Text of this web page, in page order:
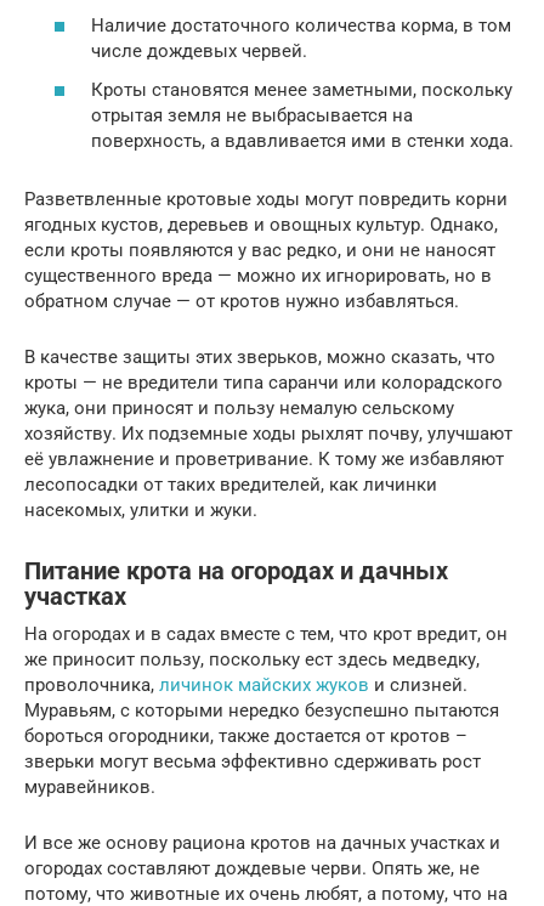
Наличие достаточного количества корма, в том
числе дождевых червей.
Кроты становятся менее заметными, поскольку
отрытая земля не выбрасывается на
поверхность, а вдавливается ими в стенки хода.
Разветвленные кротовые ходы могут повредить корни
ягодных кустов, деревьев и овощных культур. Однако,
если кроты появляются у вас редко, и они не наносят
существенного вреда — можно их игнорировать, но в
обратном случае — от кротов нужно избавляться.
В качестве защиты этих зверьков, можно сказать, что
кроты — не вредители типа саранчи или колорадского
жука, они приносят и пользу немалую сельскому
хозяйству. Их подземные ходы рыхлят почву, улучшают
её увлажнение и проветривание. К тому же избавляют
лесопосадки от таких вредителей, как личинки
насекомых, улитки и жуки.
Питание крота на огородах и дачных
участках
На огородах и в садах вместе с тем, что крот вредит, он
же приносит пользу, поскольку ест здесь медведку,
проволочника, личинок майских жуков и слизней.
Муравьям, с которыми нередко безуспешно пытаются
бороться огородники, также достается от кротов –
зверьки могут весьма эффективно сдерживать рост
муравейников.
И все же основу рациона кротов на дачных участках и
огородах составляют дождевые черви. Опять же, не
потому, что животные их очень любят, а потому, что на